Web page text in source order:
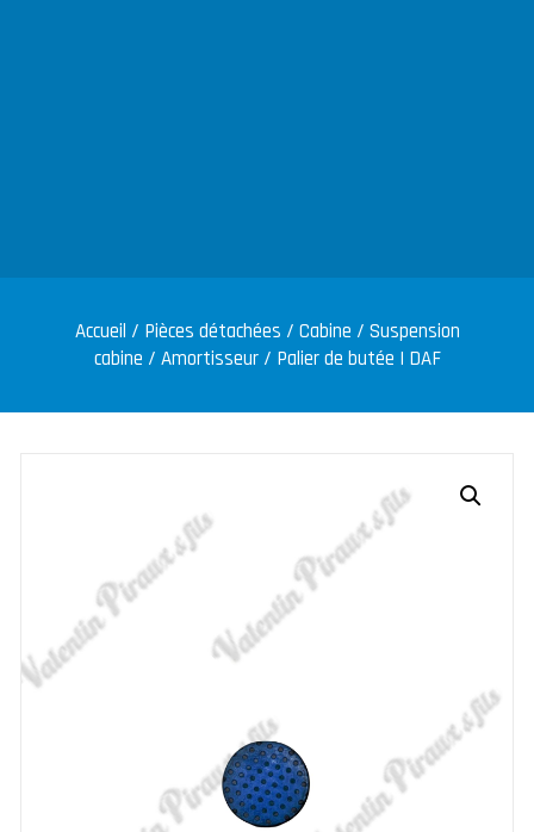
Accueil / Pièces détachées / Cabine / Suspension
cabine / Amortisseur/ Palier de butée | DAF